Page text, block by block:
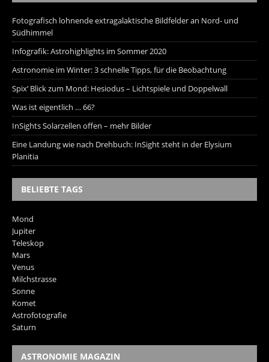
Fotografisch lohnende extragalaktische Bildfelder an Nord- und
Südhimmel
Infografik: Astrohighlights im Sommer 2020
Astronomie im Winter: 3 schnelle Tipps, für die Beobachtung
Spix‘ Blick zum Mond: Hesiodus – Lichtspiele und Doppelwall
Was ist eigentlich … 66?
InSights Solarzellen offen – mehr Bilder
Eine Landung wie nach Drehbuch: InSight steht in der Elysium
Planitia
BELIEBTE TAGS
Mond
Jupiter
Teleskop
Mars
Venus
Milchstrasse
Sonne
Komet
Astrofotografie
Saturn
ASTRONOMIE MAGAZIN